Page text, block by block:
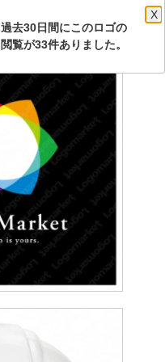
過去30日間にこのロゴの
X
閲覧が33件ありました。